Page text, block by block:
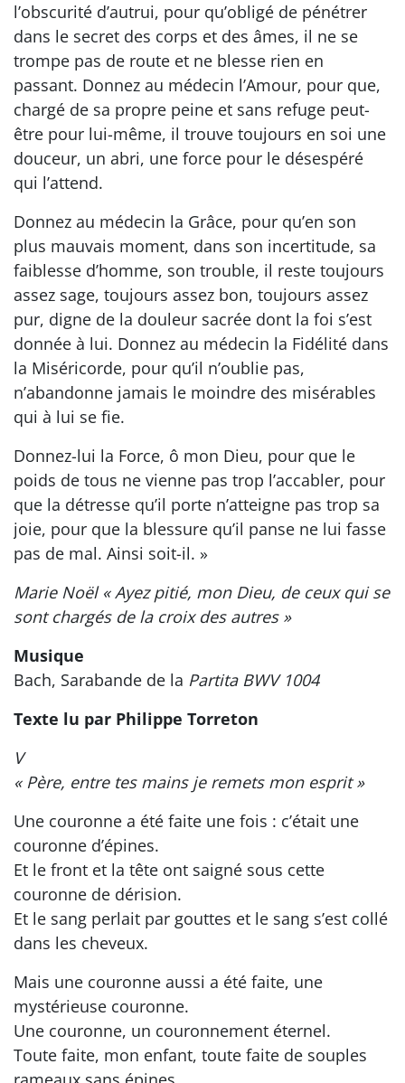
l’obscurité d’autrui, pour qu’obligé de pénétrer
dans le secret des corps et des âmes, il ne se
trompe pas de route et ne blesse rien en
passant. Donnez au médecin l’Amour, pour que,
chargé de sa propre peine et sans refuge peut-
être pour lui-même, il trouve toujours en soi une
douceur, un abri, une force pour le désespéré
qui l’attend.
Donnez au médecin la Grâce, pour qu’en son
plus mauvais moment, dans son incertitude, sa
faiblesse d’homme, son trouble, il reste toujours
assez sage, toujours assez bon, toujours assez
pur, digne de la douleur sacrée dont la foi s’est
donnée à lui. Donnez au médecin la Fidélité dans
la Miséricorde, pour qu’il n’oublie pas,
n’abandonne jamais le moindre des misérables
qui à lui se fie.
Donnez-lui la Force, ô mon Dieu, pour que le
poids de tous ne vienne pas trop l’accabler, pour
que la détresse qu’il porte n’atteigne pas trop sa
joie, pour que la blessure qu’il panse ne lui fasse
pas de mal. Ainsi soit-il. »
Marie Noël « Ayez pitié, mon Dieu, de ceux qui se
sont chargés de la croix des autres »
Musique
Bach, Sarabande de la Partita BWV 1004
Texte lu par Philippe Torreton
V
« Père, entre tes mains je remets mon esprit »
Une couronne a été faite une fois : c’était une
couronne d’épines.
Et le front et la tête ont saigné sous cette
couronne de dérision.
Et le sang perlait par gouttes et le sang s’est collé
dans les cheveux.
Mais une couronne aussi a été faite, une
mystérieuse couronne.
Une couronne, un couronnement éternel.
Toute faite, mon enfant, toute faite de souples